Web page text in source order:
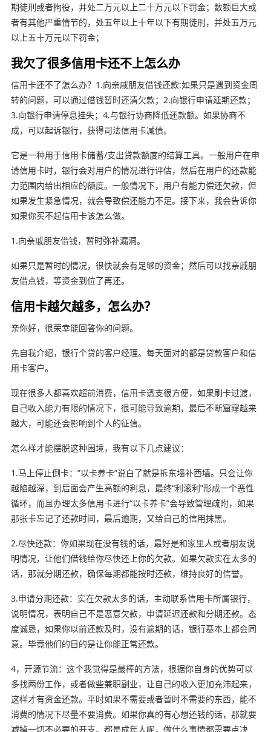
期徒刑或者拘役，并处二万元以上二十万元以下罚金；数额巨大或
者有其他严重情节的，处五年以上十年以下有期徒刑，并处五万元
以上五十万元以下罚金；
我欠了很多信用卡还不上怎么办
信用卡还不了怎么办？1.向亲戚朋友借钱还款:如果只是遇到资金周
转的问题，可以通过借钱暂时还清欠款；2.向银行申请延期还款；
3.向银行申请停息挂失；4.与银行协商降低还款额。如果协商不
成，可以起诉银行，获得司法信用卡减债。
它是一种用于信用卡储蓄/支出贷款额度的结算工具。一般用户在申
请信用卡时，银行会对用户的情况进行评估，然后在用户的还款能
力范围内给出相应的额度。一般情况下，用户有能力偿还欠款，但
如果发生紧急情况，就会导致偿还能力不足。接下来，我会告诉你
如果你买不起信用卡该怎么做。
1.向亲戚朋友借钱，暂时弥补漏洞。
如果只是暂时的情况，很快就会有足够的资金；然后可以找亲戚朋
友借点钱，等资金到位了再还。
信用卡越欠越多，怎么办？
亲你好，很荣幸能回答你的问题。
先自我介绍，银行个贷的客户经理。每天面对的都是贷款客户和信
用卡客户。
现在很多人都喜欢超前消费，信用卡透支很方便，如果刷卡过渡，
自己收入能力有限的情况下，很可能导致逾期，最后不断窟窿越来
越大，可能还会影响到个人的征信。
怎么样才能摆脱这种困境，我有以下几点建议：
1.马上停止倒卡：”以卡养卡”说白了就是拆东墙补西墙。只会让你
越陷越深，到后面会产生高额的利息，最终“利滚利”形成一个恶性
循环，而且办理太多信用卡进行“以卡养卡”会导致管理疏附，如果
那张卡忘记了还款时间，最后逾期，又给自己的信用抹黑。
2.尽快还款：你如果现在没有钱的话，最好是和家里人或者朋友说
明情况，让他们借钱给你尽快还上你的欠款。如果欠款实在太多的
话，那就分期还款，确保每期都能按时还款，维持良好的信誉。
3.申请分期还款：实在欠款太多的话，主动联系信用卡所属银行，
说明情况，表明自己不是恶意欠款，申请延迟还款和分期还款。态
度诚恳，如果你以前还款及时，没有逾期的话，银行基本上都会同
意。毕竟他们的目的是让你能正常还款。
4，开源节流：这个我觉得是最棒的方法，根据你自身的优势可以
多找两份工作，或者做些兼职副业，让自己的收入更加充沛起来，
这样才有资金还款。平时如果不需要或者暂时不需要的东西，能不
消费的情况下尽量不要消费。如果你真的有心想还钱的话，那就要
减掉一切不必要的开支。都是成年人呢，做什么事情都需要点决